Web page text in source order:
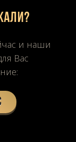
и наши
Вас